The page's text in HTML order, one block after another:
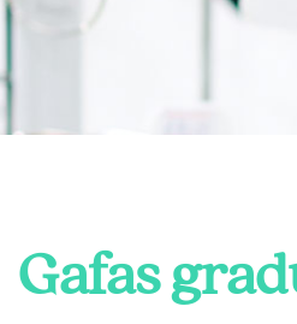
Gafas